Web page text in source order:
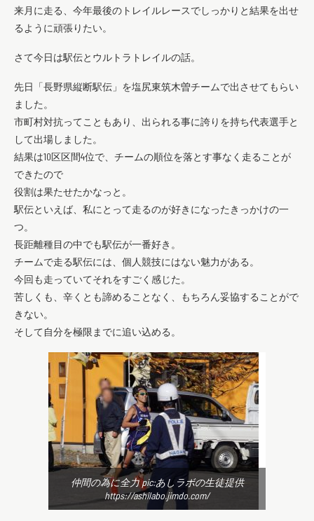
来月に走る、今年最後のトレイルレースでしっかりと結果を出せ
るように頑張りたい。
さて今日は駅伝とウルトラトレイルの話。
先日「長野県縦断駅伝」を塩尻東筑木曽チームで出させてもらい
ました。
市町村対抗ってこともあり、出られる事に誇りを持ち代表選手と
して出場しました。
結果は10区区間4位で、チームの順位を落とす事なく走ることが
できたので
役割は果たせたかなっと。
駅伝といえば、私にとって走るのが好きになったきっかけの一
つ。
長距離種目の中でも駅伝が一番好き。
チームで走る駅伝には、個人競技にはない魅力がある。
今回も走っていてそれをすごく感じた。
苦しくも、辛くとも諦めることなく、もちろん妥協することがで
きない。
そして自分を極限までに追い込める。
仲間の為に全力 pic:あしラボの生徒提供
https://ashilabo.jimdo.com/